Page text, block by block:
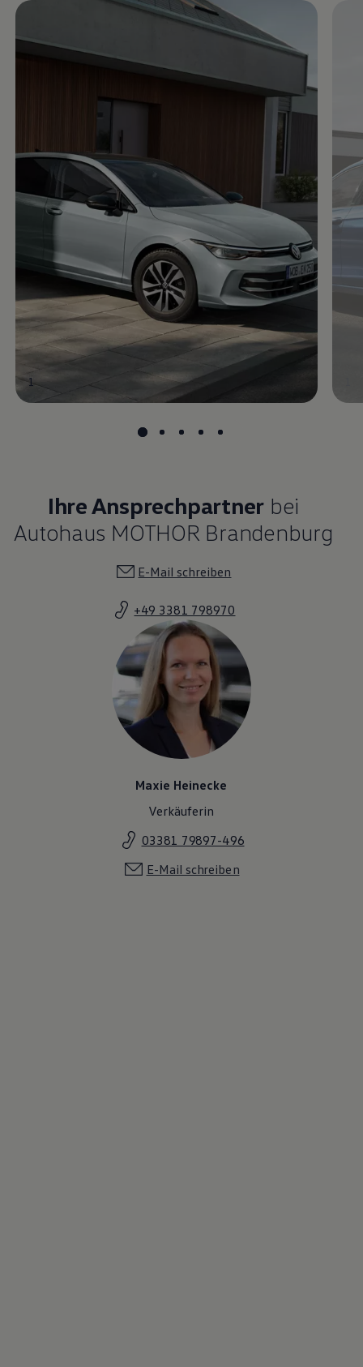
1
Ihre Ansprechpartner bei
Autohaus MOTHOR Brandenburg
E-Mail schreiben
+49 3381 798970
Maxie Heinecke
Verkäuferin
03381 79897-496
E-Mail schreiben